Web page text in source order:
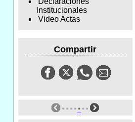
Institucionales
Video Actas
Compartir